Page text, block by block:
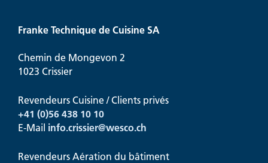
Franke Technique de Cuisine SA
Chemin de Mongevon 2
1023 Crissier
Revendeurs Cuisine / Clients privés
+41 (0)56 438 10 10
E-Mail info.crissier@wesco.ch
Revendeurs Aération du bâtiment